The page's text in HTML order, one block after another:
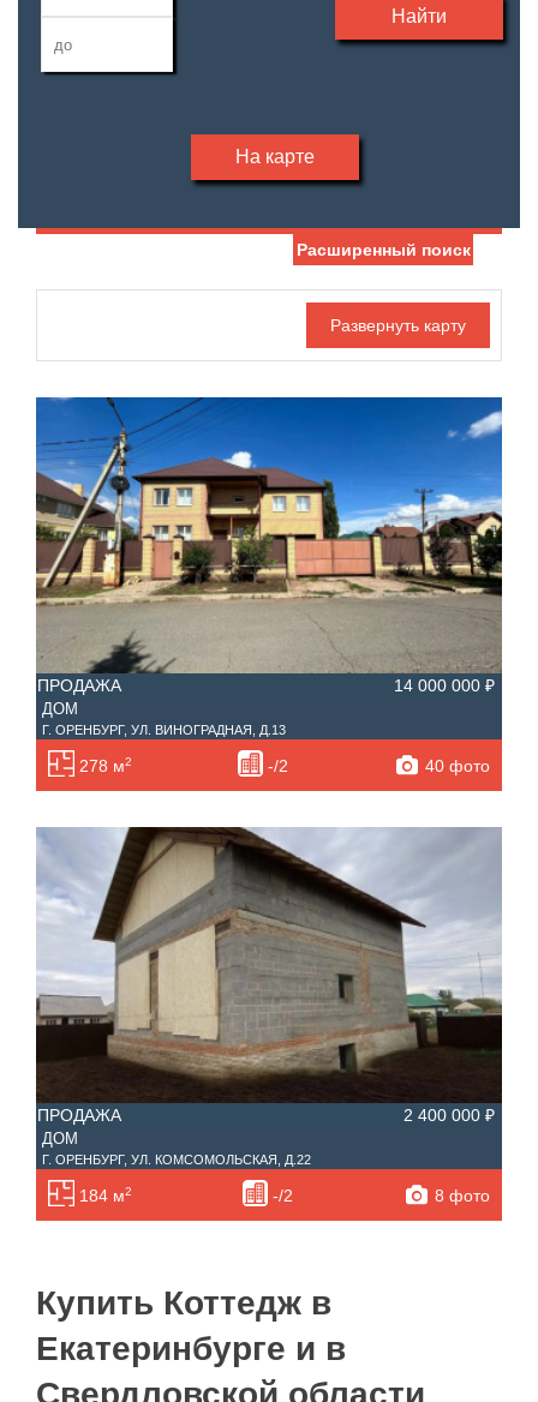
Найти
На карте
Жилая площадь
—
Площадь кухни
Тип дома
Санузел
Этажность
—
Материал дома
Планировка
Обмен
Чистая продажа
Расширенный поиск
ПРОДАЖА 14 000 000 ₽
ДОМ
Г. ОРЕНБУРГ, УЛ. ВИНОГРАДНАЯ, Д.13
278 м2 -/2 40 фото
ПРОДАЖА 2 400 000 ₽
ДОМ
Г. ОРЕНБУРГ, УЛ. КОМСОМОЛЬСКАЯ, Д.22
184 м2 -/2 8 фото
Купить Коттедж в
Екатеринбурге и в
Свердловской области